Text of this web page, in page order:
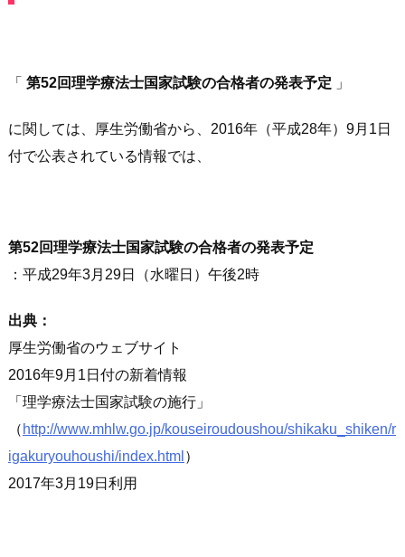
「 第52回理学療法士国家試験の合格者の発表予定 」
に関しては、厚生労働省から、2016年（平成28年）9月1日
付で公表されている情報では、
第52回理学療法士国家試験の合格者の発表予定
：平成29年3月29日（水曜日）午後2時
出典：
厚生労働省のウェブサイト
2016年9月1日付の新着情報
理学療法士国家試験の施行
（ http://www.mhlw.go.jp/kouseiroudoushou/shikaku_shiken/r
igakuryouhoushi/index.html ）
2017年3月19日利用